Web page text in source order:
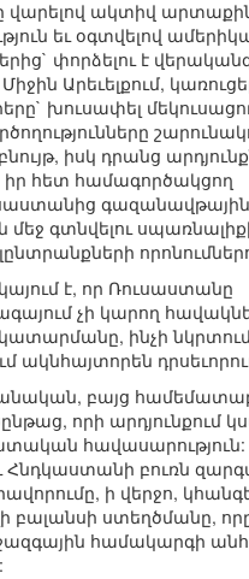
վարելով ակտիվ
եւ օգտվելով
փորձելու է
Արեւելքում,
խուսափել
իսկ դրանց
իր հետ համագործակցող
գազանավթային
գտնվելու
է, որ Ռուսաստանը
չի կարող
ինչի
ակնհայտորեն
բայց
որի արդյունքում
հավասարություն:
բուռն
ի վերջո,
բալանսի ստեղծմանը,
համակարգի